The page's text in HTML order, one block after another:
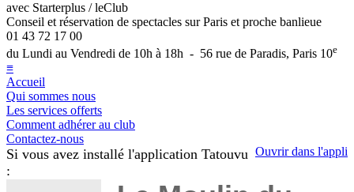
avec Starterplus / leClub
Conseil et réservation de spectacles sur Paris et proche banlieue
01 43 72 17 00
du Lundi au Vendredi de 10h à 18h - 56 rue de Paradis, Paris 10e
≡
Accueil
Qui sommes nous
Les services offerts
Comment adhérer au club
Contactez-nous
Ouvrir dans l'appli
Si vous avez installé l'application Tatouvu
: